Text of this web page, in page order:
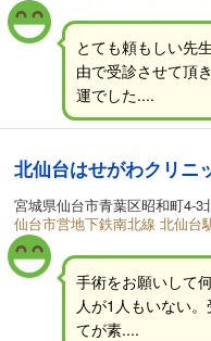
とても頼もしい先
由で受診させて頂
運でした....
北仙台はせがわクリニ
宮城県仙台市青葉区昭和町4-3
仙台市営地下鉄南北線 北仙台
手術をお願いして
人が1人もいない
てが素....